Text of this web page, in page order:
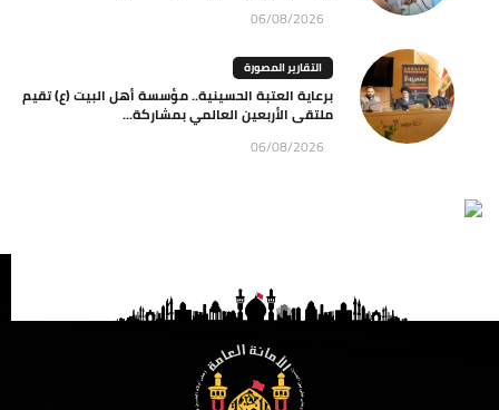
06/08/2026
التقارير المصورة
برعاية العتبة الحسينية.. مؤسسة أهل البيت (ع) تقيم
ملتقى الأربعين العالمي بمشاركة...
06/08/2026